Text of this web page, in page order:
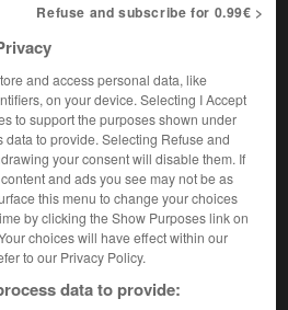
Wergeland
l'ouvrage Larousse « Dictionnaire
».
Refuse and subscribe for 0.99€ >
and access personal data, like
on your device. Selecting I Accept
to support the purposes shown under
to provide. Selecting Refuse and
your consent will disable them. If
and ads you see may not be as
this menu to change your choices
by clicking the Show Purposes link on
choices will have effect within our
to our Privacy Policy.
data to provide: